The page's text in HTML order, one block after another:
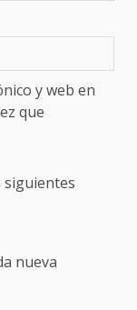
y web en
que
siguientes
nueva